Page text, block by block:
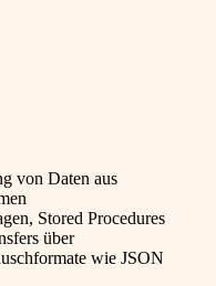
von Daten aus
Stored Procedures
über
wie JSON